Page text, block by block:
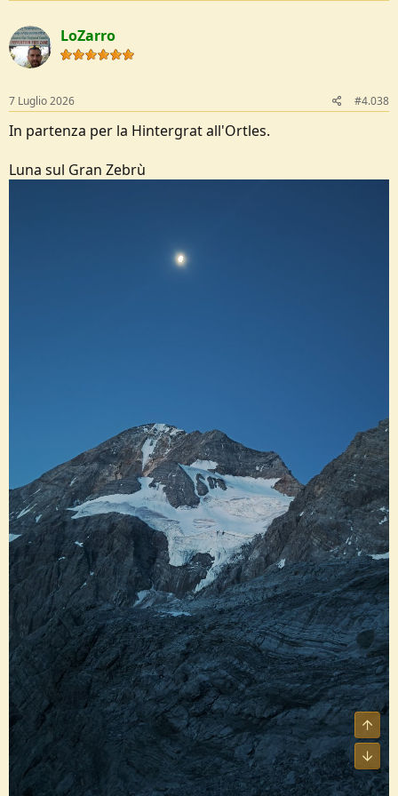
c
t
i
o
s
:
LoZarro
7 Luglio 2026 #4.038
In partenza per la Hintergrat all'Ortles.
Luna sul Gran Zebrù